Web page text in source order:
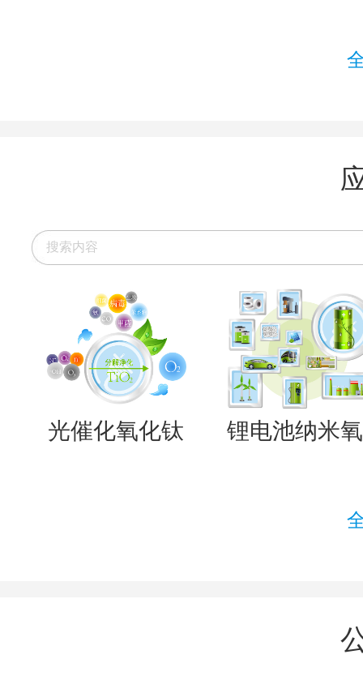
光催化氧化钛 锂电池纳米